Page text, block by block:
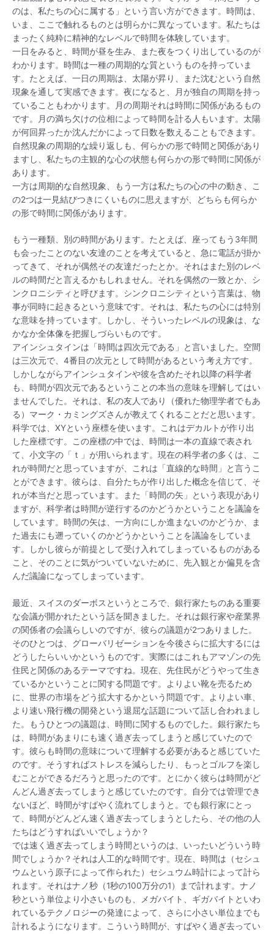
のは、私たちの心に属する」という言い方ができます。時間は、
いま、ここで触れるものとは明らかに異なっています。私たちは
まったく純粋に精神的なレベルで時間を体験しています。
一日をみると、時間が昼を生み、また夜をつくり出しているのが
わかります。時間は一種の周期的な質というものを持っていま
す。たとえば、一日の周期は、太陽が昇り、また沈むという自然
現象を通して実感できます。夜になると、月が独自の周期を持っ
ていることもわかります。月の周期それは時間に関係があるもの
です。月の満ち欠けの位相によって時間を計る人もいます。太陽
が何回昇ったか沈んだかによって日数を数えることもできます。
自然現象の周期的な繰り返しも、何らかの形で時間と関係があり
ますし、私たちの主観的な心の状態も何らかの形で時間に関係が
あります。
一方は周期的な自然現象、もう一方は私たちの心の中の動き、こ
の2つは一見結びつきにくいものに思えますが、どちらも何らか
の形で時間に関係があります。
もう一種類、別の時間があります。たとえば、座ってもう3年間
も会ったことのない友達のことを考えていると、急に電話が掛か
ってきて、それが偶然その友達だったとか。それはまた別のレベ
ルの時間だと言えるかもしれません。それを偶然の一致とか、シ
ンクロニシティと呼びます。シンクロニシティという言葉は、物
事が同時に起きるという意味です。それは、私たちの心には特別
な意味を持っています。しかし、そういったレベルの現象は、な
かなか全体像を把握しづらいものです。
アインシュタインは「時間は四次元である」と言いました。空間
は三次元で、4番目の次元として時間があるという考え方です。
しかしながらアインシュタインや彼を含めたそれ以降の科学者
も、時間が四次元であるということの本当の意味を理解してはい
ませんでした。それは、私の友人であり（優れた物理学者でもあ
る）マーク・カミングズさんが教えてくれることだと思います。
科学では、XYという座標を使います。これはデカルトが作り出
した座標です。この座標の中では、時間は一本の直線で表され
て、小文字の「ｔ」が用いられます。現在の科学者の多くは、こ
れが時間だと思っていますが、これは「直線的な時間」と言うこ
とができます。彼らは、自分たちが作り出した概念を信じて、そ
れが本当だと思っています。また「時間の矢」という表現があり
ますが、科学者は時間が逆行するのかどうかということを議論を
しています。時間の矢は、一方向にしか進まないのかどうか、ま
た過去にも遡っていくのかどうかということを議論をしていま
す。しかし彼らが前提として受け入れてしまっているものがある
こと、そのことに気がついていないために、先入観とか偏見を含
んだ議論になってしまっています。
最近、スイスのダーボスというところで、銀行家たちのある重要
な会議が開かれたという話を聞きました。それは銀行家や産業界
の関係者の会議らしいのですが、彼らの議題が2つありました。
そのひとつは、グローバリゼーションを今後さらに拡大するには
どうしたらいいかというものです。実際にはこれもアマゾンの先
住民と関係のあるテーマですね。現在、先住民がどうやって生き
ているかということに関する問題です。よりよい靴を売るため
に、世界の市場をどう拡大するかという問題です。よりよい車、
より速い飛行機の開発という退屈な話題について話し合われまし
た。もうひとつの議題は、時間に関するものでした。銀行家たち
は、時間があまりにも速く過ぎ去ってしまうと感じていたので
す。彼らも時間の意味について理解する必要があると感じていた
のです。そうすればストレスを減らしたり、もっとゴルフを楽し
むことができるだろうと思ったのです。とにかく彼らは時間がど
んどん過ぎ去ってしまうと感じていたのです。自分では管理でき
ないほど、時間がすばやく流れてしまうと。でも銀行家にとっ
て、時間がどんどん速く過ぎ去ってしまうとしたら、その他の人
たちはどうすればいいでしょうか？
では速く過ぎ去ってしまう時間というのは、いったいどういう時
間でしょうか？それは人工的な時間です。現在、時間は（セシュ
ウムという原子によって作られた）セシュウム時計によって計ら
れます。それはナノ秒（1秒の100万分の1）まで計れます。ナノ
秒という単位より小さいものも、メガバイト、ギガバイトといわ
れているテクノロジーの発達によって、さらに小さい単位までも
計れるようになります。こういう時間が、すばやく過ぎ去ってい